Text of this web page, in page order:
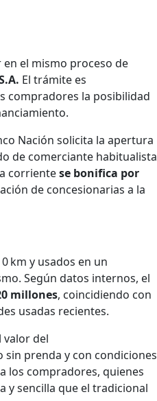
el mismo proceso de
El trámite es
compradores la posibilidad
Nación solicita la apertura
de comerciante habitualista
corrientese bonifica por
de concesionarias a la
km y usados en un
Según datos internos, el
millones, coincidiendo con
usadas recientes.
valor del
sin prenda y con condiciones
los compradores, quienes
y sencilla que el tradicional